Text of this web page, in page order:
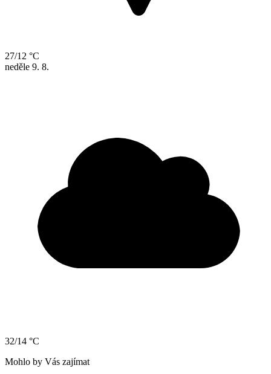
27/12 °C
neděle 9. 8.
32/14 °C
Mohlo by Vás zajímat